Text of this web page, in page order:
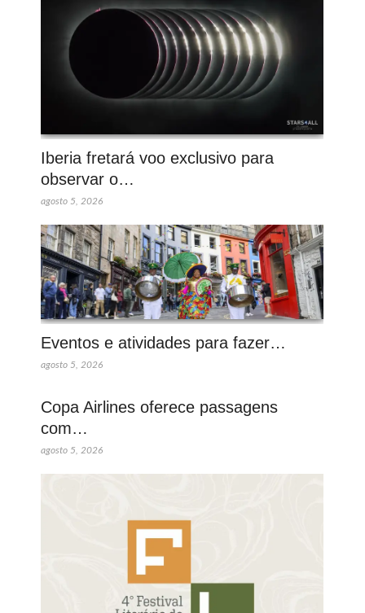
Iberia fretará voo exclusivo para
observar o…
agosto 5, 2026
Eventos e atividades para fazer…
agosto 5, 2026
Copa Airlines oferece passagens
com…
agosto 5, 2026